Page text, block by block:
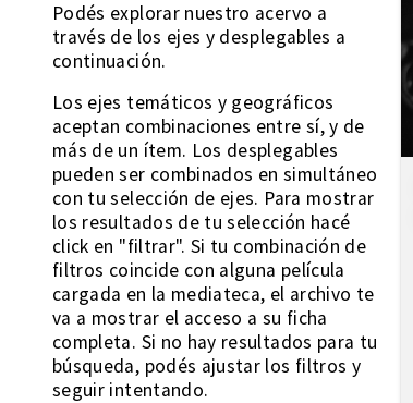
Podés explorar nuestro acervo a
través de los ejes y desplegables a
continuación.
Los ejes temáticos y geográficos
aceptan combinaciones entre sí, y de
más de un ítem. Los desplegables
pueden ser combinados en simultáneo
con tu selección de ejes. Para mostrar
los resultados de tu selección hacé
click en "filtrar". Si tu combinación de
filtros coincide con alguna película
cargada en la mediateca, el archivo te
va a mostrar el acceso a su ficha
completa. Si no hay resultados para tu
búsqueda, podés ajustar los filtros y
seguir intentando.